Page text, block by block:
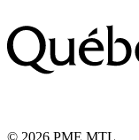
© 2026 PME MTL